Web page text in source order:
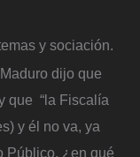
y sociación.
dijo que
que “la Fiscalía
y él no va, ya
Público, ¿en qué